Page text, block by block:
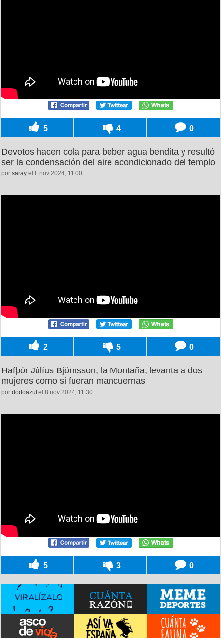
5 4 0
Devotos hacen cola para beber agua bendita y resultó
ser la condensación del aire acondicionado del templo
por saray el 8 nov 2024, 11:00
2 5 0
Hafþór Júlíus Björnsson, la Montaña, levanta a dos
mujeres como si fueran mancuernas
por dodoazul el 8 nov 2024, 11:30
5 3 0